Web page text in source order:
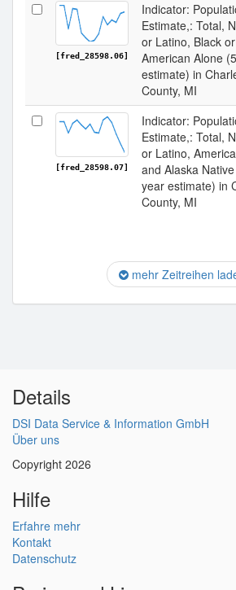
[fred_28598.06]
Indicator:
Estimate,: Total,
or Latino, Black
American Alone
estimate) in
County, MI
[fred_28598.07]
Indicator:
Estimate,: Total,
or Latino,
and Alaska
year estimate) in
County, MI
mehr Zeitreihen
Details
DSI Data Service & Information GmbH
Über uns
Copyright 2026
Hilfe
Erfahre mehr
Kontakt
Datenschutz